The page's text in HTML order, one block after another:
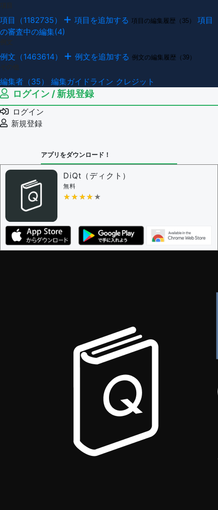
項目（1182735） 項目を追加する 項目の編集履歴（35）
項目
の審査中の編集(4)
例文（1463614） 例文を追加する 例文の編集履歴（39）
編集者（35） 編集ガイドライン クレジット
ログイン / 新規登録
ログイン
新規登録
アプリをダウンロード！
DiQt（ディクト）
無料
★★★★★
★★★★★